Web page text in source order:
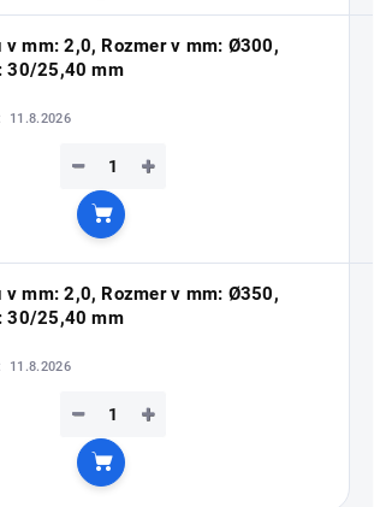
v mm: 2,0, Rozmer v mm: Ø300,
30/25,40 mm
11.8.2026
+
−
Do košíka
v mm: 2,0, Rozmer v mm: Ø350,
30/25,40 mm
11.8.2026
+
−
Do košíka